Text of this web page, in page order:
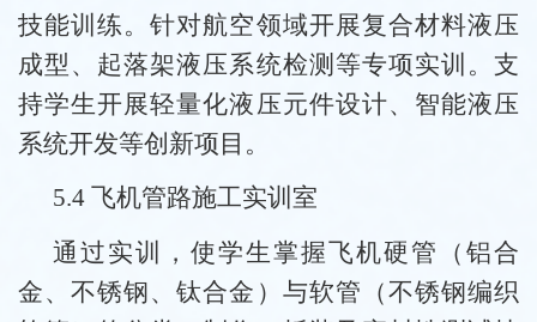
技能训练。针对航空领域开展复合材料液压
成型、起落架液压系统检测等专项实训。支
持学生开展轻量化液压元件设计、智能液压
系统开发等创新项目。
5.4 飞机管路施工实训室
通过实训，使学生掌握飞机硬管（铝合
金、不锈钢、钛合金）与软管（不锈钢编织